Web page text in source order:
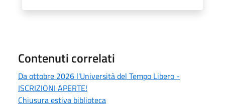
Contenuti correlati
Da ottobre 2026 l'Università del Tempo Libero -
ISCRIZIONI APERTE!
Chiusura estiva biblioteca